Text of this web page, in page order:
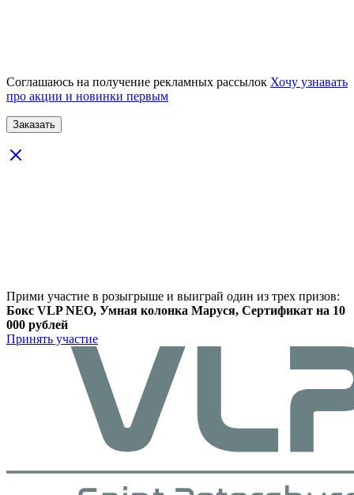
Соглашаюсь на получение рекламных рассылок Хочу узнавать
про акции и новинки первым
Прими участие в розыгрыше и выиграй один из трех призов:
Бокс VLP NEO, Умная колонка Маруся, Сертификат на 10
000 рублей
Принять участие